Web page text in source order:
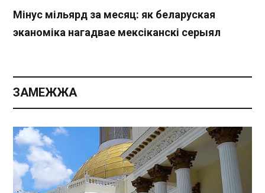
Мінус мільярд за месяц: як беларуская
эканоміка нагадвае мексіканскі серыял
ЗАМЕЖЖА